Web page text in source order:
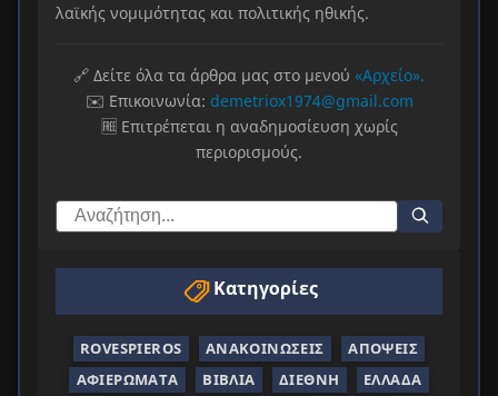
λαϊκής νομιμότητας και πολιτικής ηθικής.
🔗 Δείτε όλα τα άρθρα μας στο μενού «Αρχείο».
✉️ Επικοινωνία: demetriox1974@gmail.com
🆓 Επιτρέπεται η αναδημοσίευση χωρίς
περιορισμούς.
Κατηγορίες
ROVESPIEROS ΑΝΑΚΟΙΝΏΣΕΙΣ
ΑΠΌΨΕΙΣ
ΑΦΙΕΡΏΜΑΤΑ
ΒΙΒΛΊΑ ΔΙΕΘΝΉ
ΕΛΛΆΔΑ